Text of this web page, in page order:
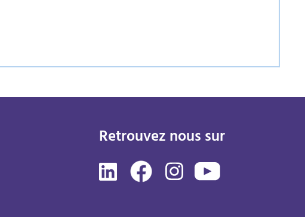
Retrouvez nous sur